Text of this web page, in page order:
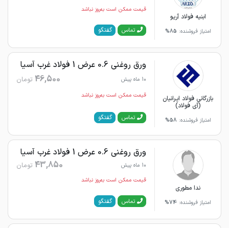
ابنیه فولاد آریو
امتیاز فروشنده: 85%
قیمت ممکن است به‌روز نباشد
تماس گفتگو
بازرگانی فولاد ایرانیان
(آی فولاد)
امتیاز فروشنده: 58%
ورق روغنی 0.6 عرض 1 فولاد غرب آسیا
10 ماه پیش 46,500 تومان
قیمت ممکن است به‌روز نباشد
تماس گفتگو
ندا مطوری
امتیاز فروشنده: 74%
ورق روغنی 0.6 عرض 1 فولاد غرب آسیا
10 ماه پیش 43,850 تومان
قیمت ممکن است به‌روز نباشد
تماس گفتگو